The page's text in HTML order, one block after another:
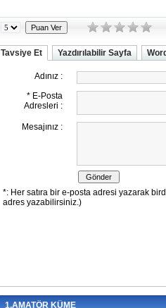
Tavsiye Et Yazdırılabilir Sayfa
1.AMATÖR KÜME